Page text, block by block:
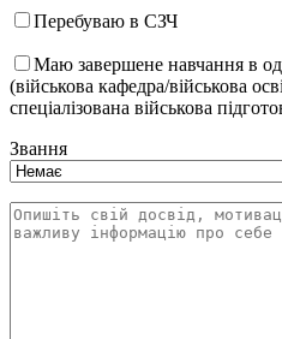
Перебуваю в СЗЧ
Маю завершене навчання в
(військова кафедра/військова
спеціалізована військова
Звання